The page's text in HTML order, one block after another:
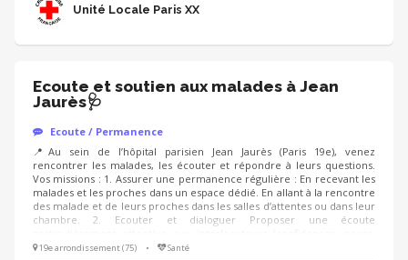
Unité Locale Paris XX
Ecoute et soutien aux malades à Jean
Jaurès🩺
Ecoute / Permanence
📍Au sein de l’hôpital parisien Jean Jaurès (Paris 19e), venez
rencontrer les malades, les écouter et répondre à leurs questions.
Vos missions : 1. Assurer une permanence régulière : En recevant les
malades et les proches dans un espace dédié. En allant à la rencontre
des malade et de leurs proches dans les salles d’attentes ou dans leur
chambre. 2. Ecouter et dialoguer Proposer une écoute
inquiétudes) Informer sur les activités offertes par la Ligue Savoir
19e arrondissement (75) • Santé